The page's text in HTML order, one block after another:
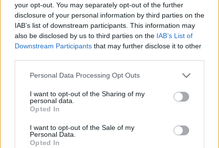
your opt-out. You may separately opt-out of the further
disclosure of your personal information by third parties on the
IAB’s list of downstream participants. This information may
also be disclosed by us to third parties on the IAB’s List of
Downstream Participants that may further disclose it to other
Personal Data Processing Opt Outs
I want to opt-out of the Sharing of my
personal data.
Opted In
I want to opt-out of the Sale of my
Personal Data.
Opted In
Εγγραφή στο newsletter
Αποδέχομαι τους
και την πολιτική απορρήτου